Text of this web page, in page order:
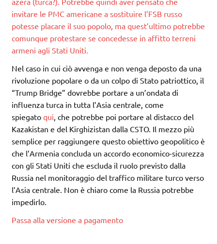
invitare le PMC americane a sostituire l’FSB russo
potesse placare il suo popolo, ma quest’ultimo potrebbe
comunque protestare se concedesse in affitto terreni
armeni agli Stati Uniti.
Nel caso in cui ciò avvenga e non venga deposto da una
rivoluzione popolare o da un colpo di Stato patriottico, il
“Trump Bridge” dovrebbe portare a un’ondata di
influenza turca in tutta l’Asia centrale, come
spiegato qui, che potrebbe poi portare al distacco del
Kazakistan e del Kirghizistan dalla CSTO. Il mezzo più
semplice per raggiungere questo obiettivo geopolitico è
che l’Armenia concluda un accordo economico-sicurezza
con gli Stati Uniti che escluda il ruolo previsto dalla
Russia nel monitoraggio del traffico militare turco verso
l’Asia centrale. Non è chiaro come la Russia potrebbe
impedirlo.
Passa alla versione a pagamento